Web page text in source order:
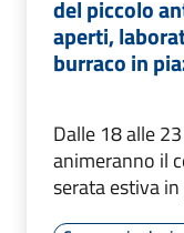
del piccolo
aperti,
burraco in
Dalle 18 alle
animeranno il
serata estiva